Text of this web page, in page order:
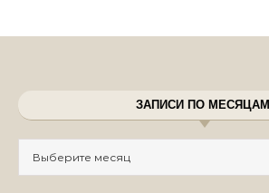
ЗАПИСИ ПО МЕСЯЦАМ